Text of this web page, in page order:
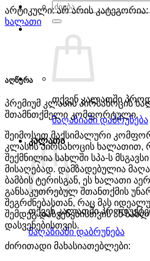
ძებნა:
თქვენ კალათში
მაღაზიაში დაბრუნება
კალათა
თქვენ კალათში
მაღაზიაში დაბრუნება
არტიკული:არ არის კატეგორია:
ხალათი
აღწერა
პრემიუმ კლასის პირსახოცის
შთამნთქმელი კომფორტული.
შეიმოსეთ მაქსიმალური
კლასის პირსახოცის ხალათით,
შექმნილია სახლში სპა-ს
მისაღებად. დამზადებულია
ბამბის ტერისგან, ეს ხალათი
განსაკუთრებულ შთანთქმის
შეგრძნებასთან, რაც მას
შემდეგ დასვენებისთვის ან
დასვენებისთვის.
ძირითადი მახასიათებლები: